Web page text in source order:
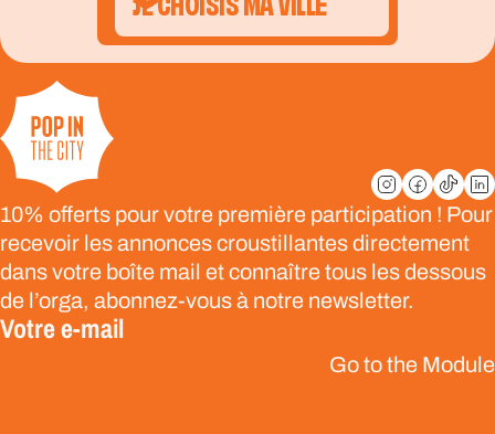
10% offerts pour votre première participation ! Pour
recevoir les annonces croustillantes directement
dans votre boîte mail et connaître tous les dessous
de l’orga, abonnez-vous à notre newsletter.
Votre e-mail
Go to the Module